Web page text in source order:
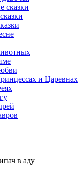
сказки
и Царевнах
в аду